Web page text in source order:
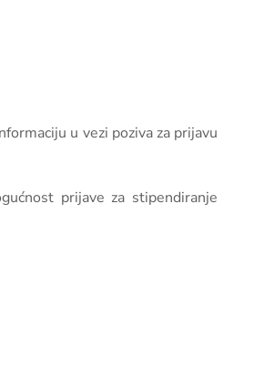
u vezi poziva za prijavu
prijave za stipendiranje